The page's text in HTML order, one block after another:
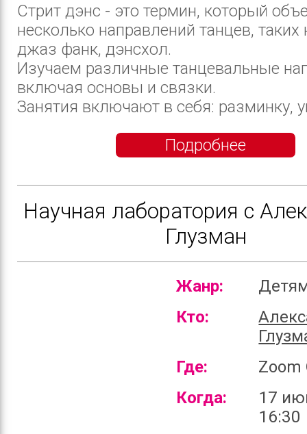
Стрит дэнс - это термин, который
несколько направлений танцев, таких
джаз фанк, дэнсхол.
Изучаем различные танцевальные
включая основы и связки.
Занятия включают в себя: разминку,
Подробнее
Научная лаборатория с
Глузман
Жанр:
Кто:
Где:
Zoom
Когда:
17
16:30